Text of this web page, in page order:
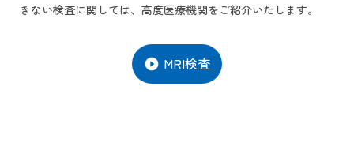
きない検査に関しては、高度医療機関をご紹介いたします。
play_circle_filled MRI検査